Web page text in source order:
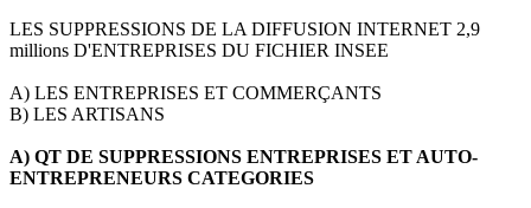
LES SUPPRESSIONS DE LA DIFFUSION INTERNET 2,9
millions D'ENTREPRISES DU FICHIER INSEE
A) LES ENTREPRISES ET COMMERÇANTS
B) LES ARTISANS
A) QT DE SUPPRESSIONS ENTREPRISES ET AUTO-
ENTREPRENEURS CATEGORIES